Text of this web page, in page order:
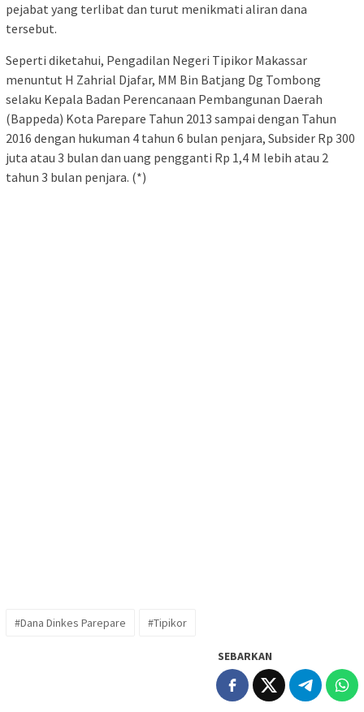
pejabat yang terlibat dan turut menikmati aliran dana
tersebut.
Seperti diketahui, Pengadilan Negeri Tipikor Makassar
menuntut H Zahrial Djafar, MM Bin Batjang Dg Tombong
selaku Kepala Badan Perencanaan Pembangunan Daerah
(Bappeda) Kota Parepare Tahun 2013 sampai dengan Tahun
2016 dengan hukuman 4 tahun 6 bulan penjara, Subsider Rp 300
juta atau 3 bulan dan uang pengganti Rp 1,4 M lebih atau 2
tahun 3 bulan penjara. (*)
#Dana Dinkes Parepare #Tipikor
SEBARKAN